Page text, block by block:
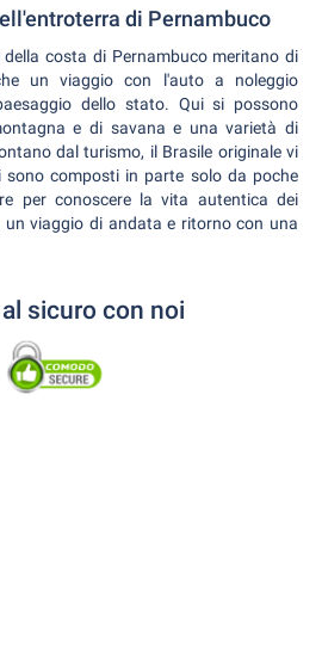
di Pernambuco
della costa di Pernambuco meritano di
un viaggio con l'auto a noleggio
dello stato. Qui si possono
e di savana e una varietà di
dal turismo, il Brasile originale vi
composti in parte solo da poche
per conoscere la vita autentica dei
viaggio di andata e ritorno con una
sicuro con noi